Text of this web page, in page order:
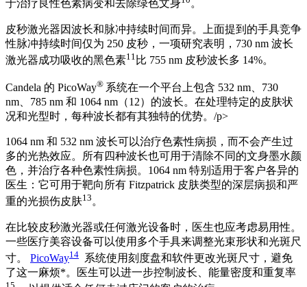
于治疗良性色素病变和去除绿色文身 。
皮秒激光器因波长和脉冲持续时间而异。上面提到的手具竞争
性脉冲持续时间仅为 250 皮秒，一项研究表明，730 nm 波长
激光器成功吸收的黑色素11 比 755 nm 皮秒波长多 14%。
Candela 的 PicoWay® 系统在一个平台上包含 532 nm、730
nm、785 nm 和 1064 nm（12）的波长。在处理特定的皮肤状
况和光型时，每种波长都有其独特的优势。/p>
1064 nm 和 532 nm 波长可以治疗色素性病损，而不会产生过
多的光热效应。所有四种波长也可用于清除不同的文身墨水颜
色，并治疗各种色素性病损。1064 nm 特别适用于客户各异的
医生：它可用于靶向所有 Fitzpatrick 皮肤类型的深层病损和严
重的光损伤皮肤13。
在比较皮秒激光器或任何激光设备时，医生也应考虑易用性。
一些医疗美容设备可以使用多个手具来调整光束形状和光斑尺
寸。 PicoWay14 系统使用刻度盘和软件更改光斑尺寸，避免
了这一麻烦*。医生可以进一步控制波长、能量密度和重复率